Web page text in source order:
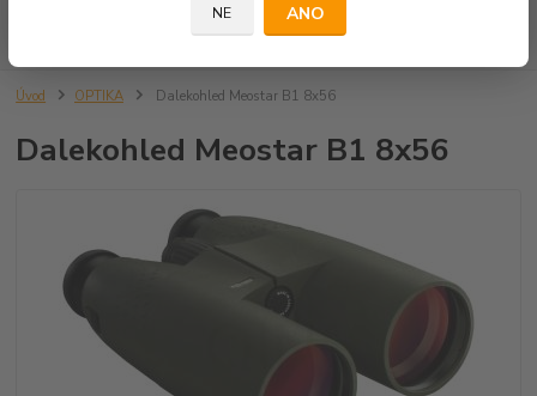
NE ANO
Úvod OPTIKA Dalekohled Meostar B1 8x56
Dalekohled Meostar B1 8x56